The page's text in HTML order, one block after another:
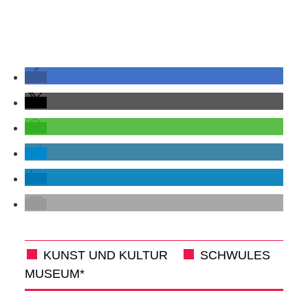
KUNST UND KULTUR
SCHWULES
MUSEUM*